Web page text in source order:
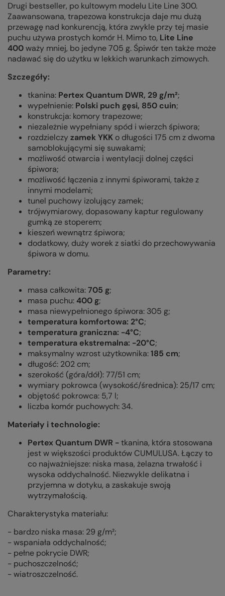
Drugi bestseller, po kultowym modelu Lite Line 300.
Zaawansowana, trapezowa konstrukcja daje mu dużą
przewagę nad konkurencją, która zwykle przy tej masie
puchu używa prostych komór H. Mimo to, Lite Line
400waży mniej, bo jedyne 705 g. Śpiwór ten także może
nadawać się do użytku w lekkich warunkach zimowych.
Szczegóły:
tkanina: Pertex Quantum DWR, 29 g/m²;
wypełnienie: Polski puch gęsi, 850 cuin;
konstrukcja: komory trapezowe;
niezależnie wypełniany spód i wierzch śpiwora;
rozdzielczyzamek YKK o długości 175 cm z dwoma
samoblokującymi się suwakami;
możliwość otwarcia i wentylacji dolnej części
śpiwora;
możliwość łączenia z innymi śpiworami, także z
innymi modelami;
tunel puchowy izolujący zamek;
trójwymiarowy, dopasowany kaptur regulowany
gumką ze stoperem;
kieszeń wewnątrz śpiwora;
dodatkowy, duży worek z siatki do przechowywania
śpiwora w domu.
Parametry:
masa całkowita:705 g;
masa puchu:400 g;
masa niewypełnionego śpiwora: 305 g;
temperatura komfortowa: 2°C;
temperatura graniczna: -4°C;
temperatura ekstremalna: -20°C;
maksymalny wzrost użytkownika:185 cm;
długość: 202 cm;
szerokość (góra/dół): 77/51 cm;
wymiary pokrowca (wysokość/średnica): 25/17 cm;
objętość pokrowca: 5,7 l;
liczba komór puchowych: 34.
Materiały i technologie:
Pertex Quantum DWR -tkanina, która stosowana
jest w większości produktów CUMULUSA. Łączy to
co najważniejsze: niska masa, żelazna trwałość i
wysoka oddychalność. Niezwykle delikatna i
przyjemna w dotyku, a zaskakuje swoją
wytrzymałością.
Charakterystyka materiału:
- bardzo niska masa: 29 g/m²;
- wspaniała oddychalność;
- pełne pokrycie DWR;
- puchoszczelność;
- wiatroszczelność.